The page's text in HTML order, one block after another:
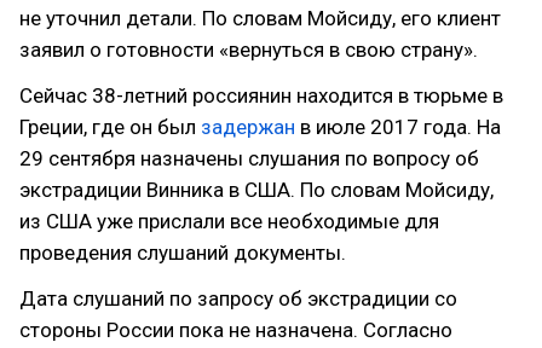
не уточнил детали. По словам Мойсиду, его клиент
заявил о готовности «вернуться в свою страну».
Сейчас 38-летний россиянин находится в тюрьме в
Греции, где он был задержан в июле 2017 года. На
29 сентября назначены слушания по вопросу об
экстрадиции Винника в США. По словам Мойсиду,
из США уже прислали все необходимые для
проведения слушаний документы.
Дата слушаний по запросу об экстрадиции со
стороны России пока не назначена. Согласно